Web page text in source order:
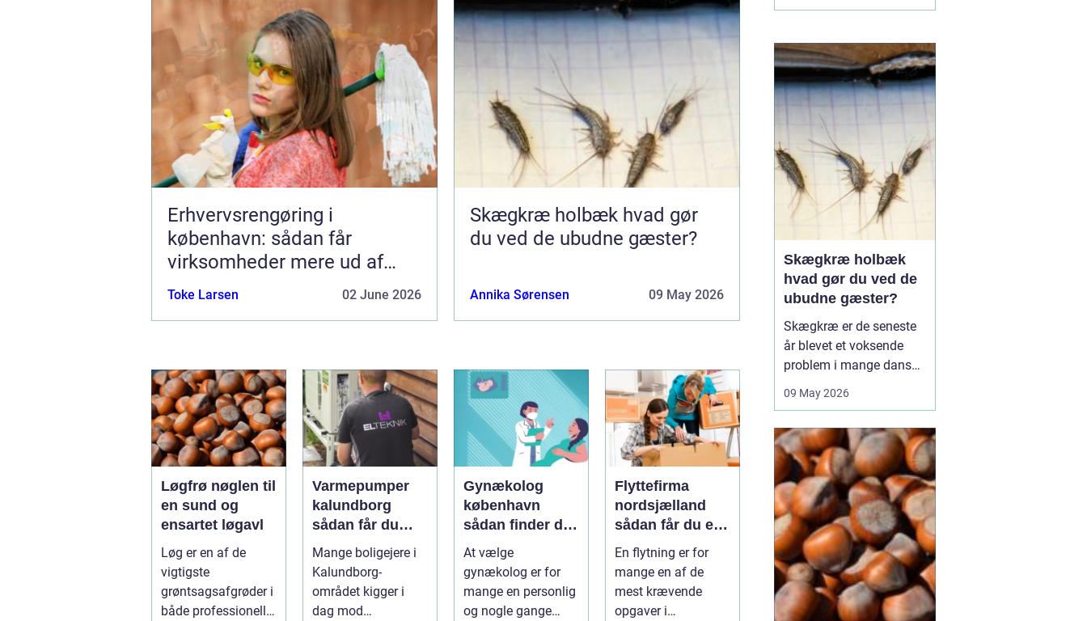
Erhvervsrengøring i
københavn: sådan får
virksomheder mere ud af
hverdagen
Toke Larsen 02 June 2026
Skægkræ holbæk hvad gør
du ved de ubudne gæster?
Annika Sørensen 09 May 2026
Løgfrø nøglen til
en sund og
ensartet løgavl
Løg er en af de
vigtigste
grøntsagsafgrøder i
både professionelle
Varmepumper
kalundborg
sådan får du
billigere og
mere
bæredygtig
varme
Mange boligejere i
Kalundborg-
området kigger i
dag mod
Gynækolog
københavn
sådan finder du
den rette
specialist
At vælge
gynækolog er for
mange en personlig
og nogle gange
Flyttefirma
nordsjælland
sådan får du en
tryg og effektiv
flytning
En flytning er for
mange en af de
mest krævende
opgaver i
virksomhedens
omdømme hænger tæt
sammen med, hvordan
kontorer, fællesarealer
og ejendomme bliver
holdt. Når vi taler om
erhvervsrengøring købe...
Skægkræ holbæk
hvad gør du ved de
ubudne gæster?
Skægkræ er de seneste
år blevet et voksende
problem i mange danske
undtagelse. De små,
dukker ofte op i nye
boliger, renoverede
lejligheder og
parcelhuse, hvor de
langsomt breder sig fra
rum til rum. Mang...
09 May 2026